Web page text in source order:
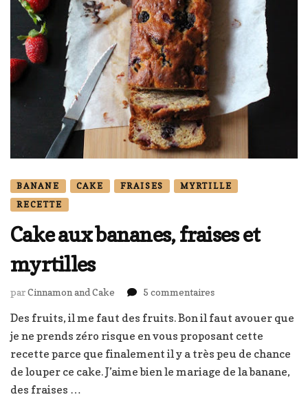
BANANE CAKE FRAISES
MYRTILLE
RECETTE
Cake aux bananes, fraises et
myrtilles
parCinnamon and Cake 5 commentairessur
aux
bananes,
fraises
et
myrtilles
Des fruits, il me faut des fruits. Bon il faut avouer que
je ne prends zéro risque en vous proposant cette
recette parce que finalement il y a très peu de chance
de louper ce cake. J’aime bien le mariage de la banane,
des fraises …